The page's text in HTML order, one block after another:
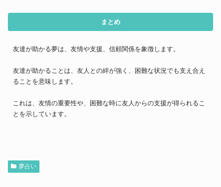
まとめ
友達が助かる夢は、友情や支援、信頼関係を象徴します。
友達が助かることは、友人との絆が強く、困難な状況でも支え合え
ることを意味します。
これは、友情の重要性や、困難な時に友人からの支援が得られるこ
とを示しています。
夢占い